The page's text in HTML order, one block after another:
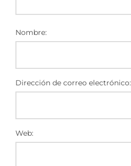
Nombre:
Dirección de correo electrónico:
Web: